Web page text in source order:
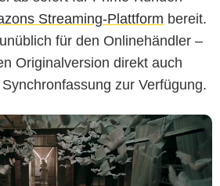
Streaming-Plattform bereit.
für den Onlinehändler –
Originalversion direkt auch
zur Verfügung.